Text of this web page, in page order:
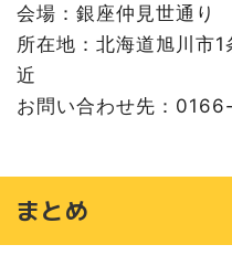
会場：銀座仲見世通り
所在地：北海道旭川市
近
お問い合わせ先：
まとめ